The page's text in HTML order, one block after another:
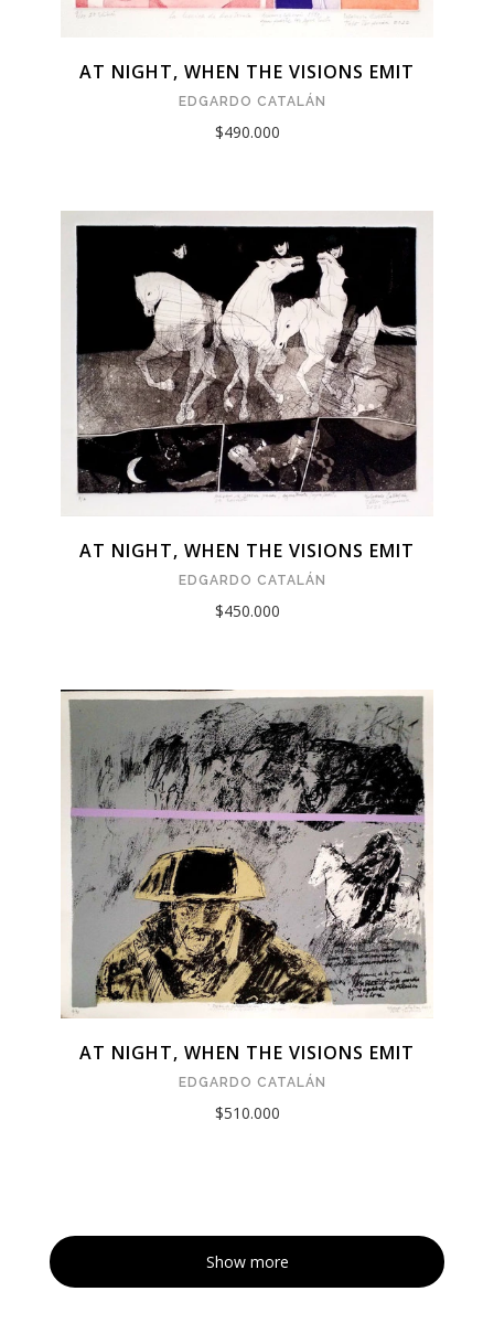
AT NIGHT, WHEN THE VISIONS EMIT
EDGARDO CATALÁN
$490.000
AT NIGHT, WHEN THE VISIONS EMIT
EDGARDO CATALÁN
$450.000
AT NIGHT, WHEN THE VISIONS EMIT
EDGARDO CATALÁN
$510.000
Show more